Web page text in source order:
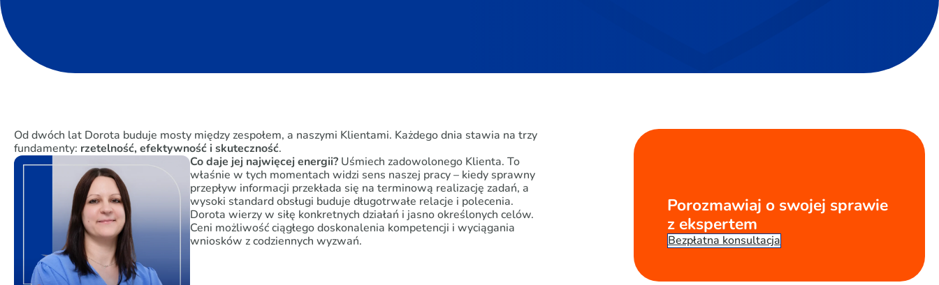
Od dwóch lat Dorota buduje mosty między zespołem, a naszymi Klientami. Każdego dnia stawia na trzy
fundamenty: rzetelność, efektywność i skuteczność.
Co daje jej najwięcej energii? Uśmiech zadowolonego Klienta. To
właśnie w tych momentach widzi sens naszej pracy – kiedy sprawny
przepływ informacji przekłada się na terminową realizację zadań, a
wysoki standard obsługi buduje długotrwałe relacje i polecenia.
Dorota wierzy w siłę konkretnych działań i jasno określonych celów.
Ceni możliwość ciągłego doskonalenia kompetencji i wyciągania
wniosków z codziennych wyzwań.
Porozmawiaj o swojej sprawie
z ekspertem
Bezpłatna konsultacja